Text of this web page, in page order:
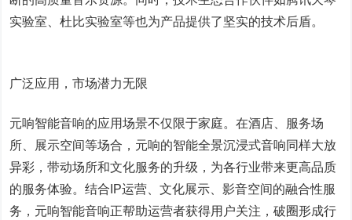
实验室、杜比实验室等也为产品提供了坚实的技术后盾。
广泛应用，市场潜力无限
元响智能音响的应用场景不仅限于家庭。在酒店、服务场
所、展示空间等场合，元响的智能全景沉浸式音响同样大放
异彩，带动场所和文化服务的升级，为各行业带来更高品质
的服务体验。结合IP运营、文化展示、影音空间的融合性服
务，元响智能音响正帮助运营者获得用户关注，破圈形成行